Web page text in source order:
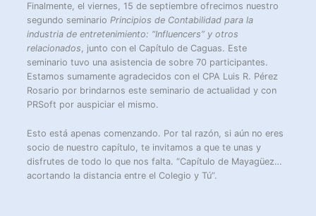
Finalmente, el viernes, 15 de septiembre ofrecimos nuestro
segundo seminarioPrincipios de Contabilidad para la
industria de entretenimiento: “Influencers” y otros
relacionados, junto con el Capítulo de Caguas. Este
seminario tuvo una asistencia de sobre 70 participantes.
Estamos sumamente agradecidos con el CPA Luis R. Pérez
Rosario por brindarnos este seminario de actualidad y con
PRSoft por auspiciar el mismo.
Esto está apenas comenzando. Por tal razón, si aún no eres
socio de nuestro capítulo, te invitamos a que te unas y
disfrutes de todo lo que nos falta. “Capítulo de Mayagüez…
acortando la distancia entre el Colegio y Tú”.